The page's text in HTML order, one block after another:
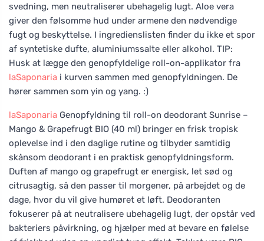
svedning, men neutraliserer ubehagelig lugt. Aloe vera
giver den følsomme hud under armene den nødvendige
fugt og beskyttelse. I ingredienslisten finder du ikke et spor
af syntetiske dufte, aluminiumssalte eller alkohol. TIP:
Husk at lægge den genopfyldelige roll-on-applikator fra
laSaponaria i kurven sammen med genopfyldningen. De
hører sammen som yin og yang. :)
laSaponaria Genopfyldning til roll-on deodorant Sunrise –
Mango & Grapefrugt BIO (40 ml) bringer en frisk tropisk
oplevelse ind i den daglige rutine og tilbyder samtidig
skånsom deodorant i en praktisk genopfyldningsform.
Duften af mango og grapefrugt er energisk, let sød og
citrusagtig, så den passer til morgener, på arbejdet og de
dage, hvor du vil give humøret et løft. Deodoranten
fokuserer på at neutralisere ubehagelig lugt, der opstår ved
bakteriers påvirkning, og hjælper med at bevare en følelse